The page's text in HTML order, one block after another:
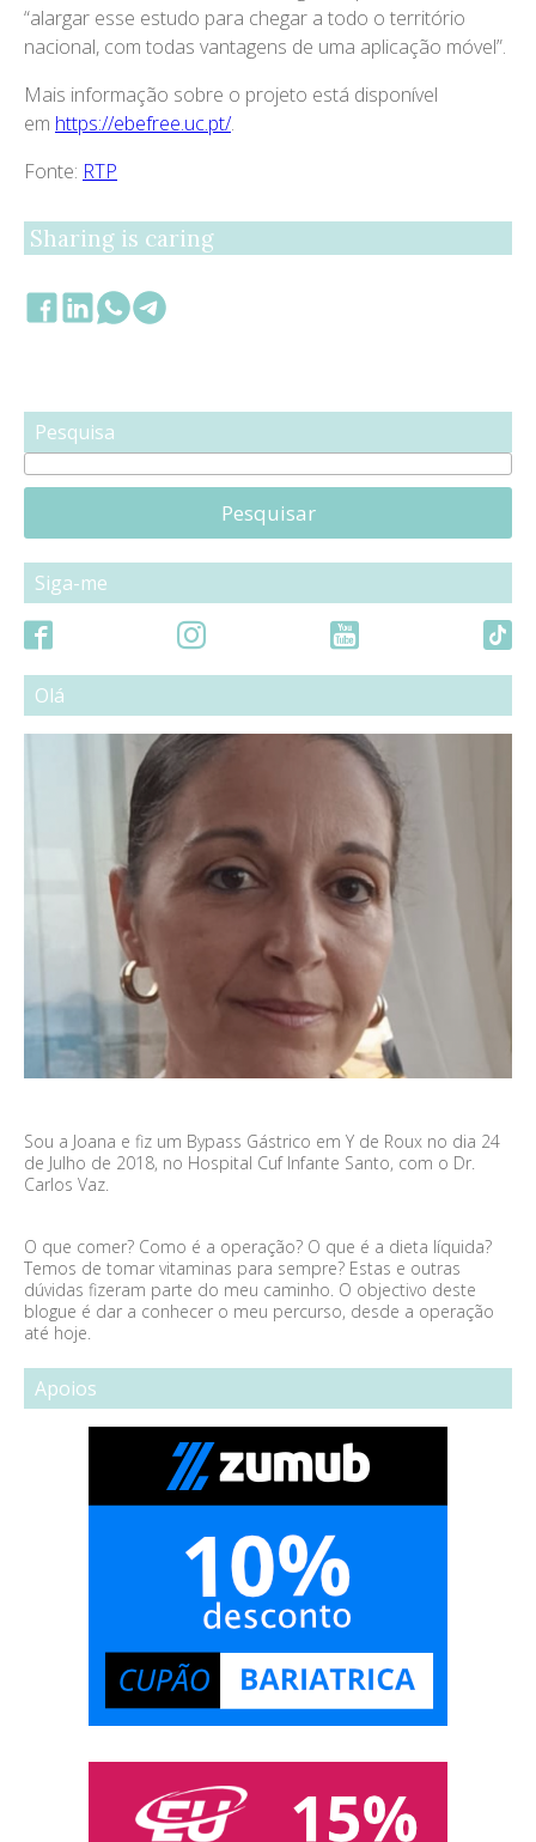
“alargar esse estudo para chegar a todo o território
nacional, com todas vantagens de uma aplicação móvel”.
Mais informação sobre o projeto está disponível
em https://ebefree.uc.pt/.
Fonte: RTP
Sharing is caring
Pesquisa
Pesquisar
Siga-me
Olá
Sou a Joana e fiz um Bypass Gástrico em Y de Roux no dia 24
de Julho de 2018, no Hospital Cuf Infante Santo, com o Dr.
Carlos Vaz.
O que comer? Como é a operação? O que é a dieta líquida?
Temos de tomar vitaminas para sempre? Estas e outras
dúvidas fizeram parte do meu caminho. O objectivo deste
blogue é dar a conhecer o meu percurso, desde a operação
até hoje.
Apoios